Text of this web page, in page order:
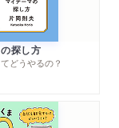
探し方
どうやるの？